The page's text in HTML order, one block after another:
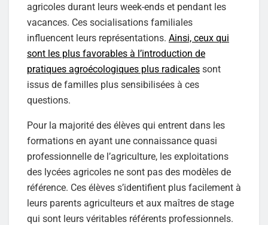
agricoles durant leurs week-ends et pendant les
vacances. Ces socialisations familiales
influencent leurs représentations. Ainsi, ceux qui
sont les plus favorables à l’introduction de
pratiques agroécologiques plus radicales sont
issus de familles plus sensibilisées à ces
questions.
Pour la majorité des élèves qui entrent dans les
formations en ayant une connaissance quasi
professionnelle de l’agriculture, les exploitations
des lycées agricoles ne sont pas des modèles de
référence. Ces élèves s’identifient plus facilement à
leurs parents agriculteurs et aux maîtres de stage
qui sont leurs véritables référents professionnels.